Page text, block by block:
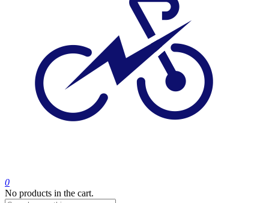
0
No products in the cart.